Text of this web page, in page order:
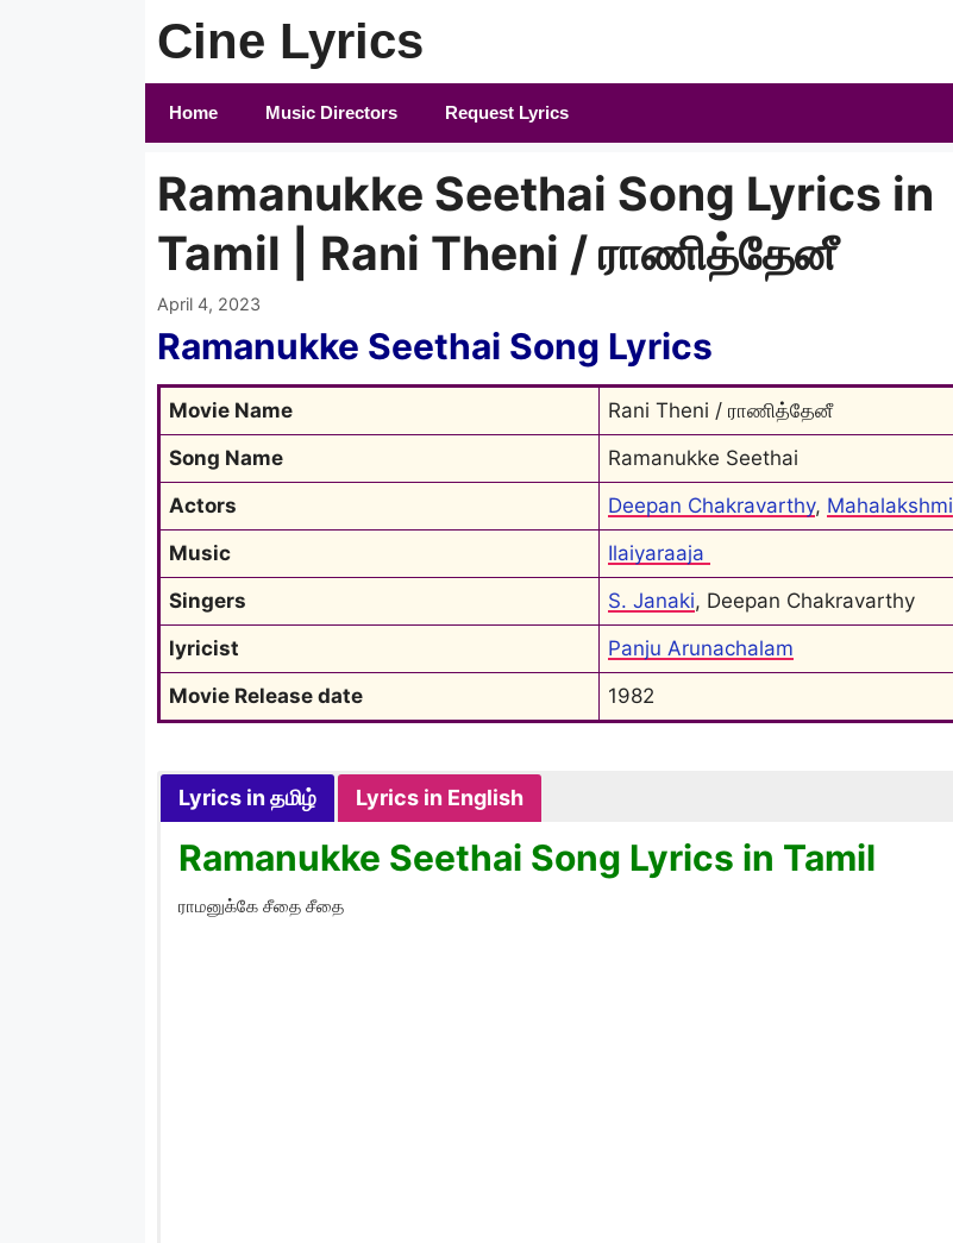
Cine Lyrics
Home Music Directors Request Lyrics
Ramanukke Seethai Song Lyrics in
Tamil | Rani Theni / ராணித்தேனீ
April 4, 2023
Ramanukke Seethai Song Lyrics
Movie Name
Rani Theni / ராணித்தேனீ
Song Name
Ramanukke Seethai
Actors
Deepan Chakravarthy, Mahalakshmi
Music
Ilaiyaraaja
Singers
S. Janaki, Deepan Chakravarthy
lyricist
Panju Arunachalam
Movie Release date
1982
Lyrics in தமிழ் Lyrics in English
Ramanukke Seethai Song Lyrics in Tamil
ராமனுக்கே சீதை சீதை